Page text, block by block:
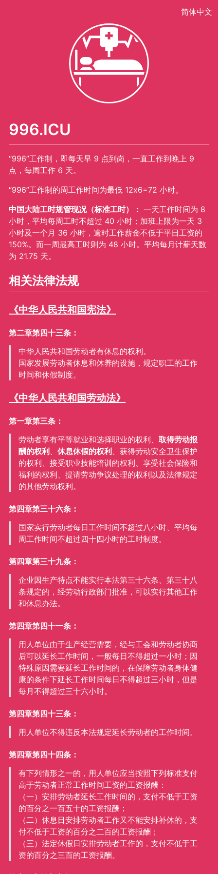
简体中文
996.ICU
“996”工作制，即每天早 9 点到岗，一直工作到晚上 9
点，每周工作 6 天。
“996”工作制的周工作时间为最低 12x6=72 小时。
中国大陆工时规管现况（标准工时）： 一天工作时间为 8
小时，平均每周工时不超过 40 小时；加班上限为一天 3
小时及一个月 36 小时，逾时工作薪金不低于平日工资的
150%。而一周最高工时则为 48 小时。平均每月计薪天数
为 21.75 天。
相关法律法规
《中华人民共和国宪法》
第二章第四十三条：
中华人民共和国劳动者有休息的权利。
国家发展劳动者休息和休养的设施，规定职工的工作
时间和休假制度。
《中华人民共和国劳动法》
第一章第三条：
劳动者享有平等就业和选择职业的权利、 取得劳动报
酬的权利
休息休假的权利 、获得劳动安全卫生保护
的权利、接受职业技能培训的权利、享受社会保险和
福利的权利、提请劳动争议处理的权利以及法律规定
的其他劳动权利。
第四章第三十六条：
国家实行劳动者每日工作时间不超过八小时、平均每
周工作时间不超过四十四小时的工时制度。
第四章第三十九条：
企业因生产特点不能实行本法第三十六条、第三十八
条规定的，经劳动行政部门批准，可以实行其他工作
和休息办法。
第四章第四十一条：
用人单位由于生产经营需要，经与工会和劳动者协商
后可以延长工作时间，一般每日不得超过一小时；因
特殊原因需要延长工作时间的，在保障劳动者身体健
康的条件下延长工作时间每日不得超过三小时，但是
每月不得超过三十六小时。
第四章第四十三条：
用人单位不得违反本法规定延长劳动者的工作时间。
第四章第四十四条：
有下列情形之一的，用人单位应当按照下列标准支付
高于劳动者正常工作时间工资的工资报酬：
（一）安排劳动者延长工作时间的，支付不低于工资
的百分之一百五十的工资报酬；
（二）休息日安排劳动者工作又不能安排补休的，支
付不低于工资的百分之二百的工资报酬；
（三）法定休假日安排劳动者工作的，支付不低于工
资的百分之三百的工资报酬。